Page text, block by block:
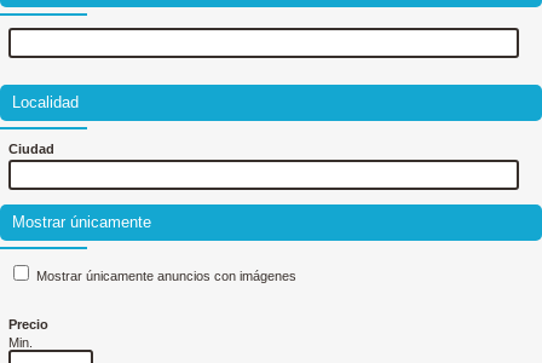
Localidad
Ciudad
Mostrar únicamente
Mostrar únicamente anuncios con imágenes
Precio
Min.